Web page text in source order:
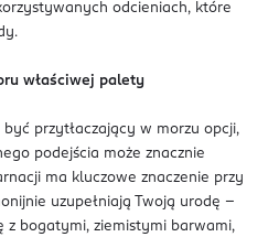
odcieniach, które
właściwej palety
przytłaczający w morzu opcji,
podejścia może znacznie
ma kluczowe znaczenie przy
uzupełniają Twoją urodę –
z bogatymi, ziemistymi barwami,